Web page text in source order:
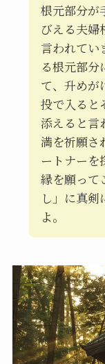
根元部分が
びえる夫婦
言われてい
る根元部分
て、升めが
投で入ると
添えると言
満を祈願さ
ートナーを
縁を願って
し」に真
よ。